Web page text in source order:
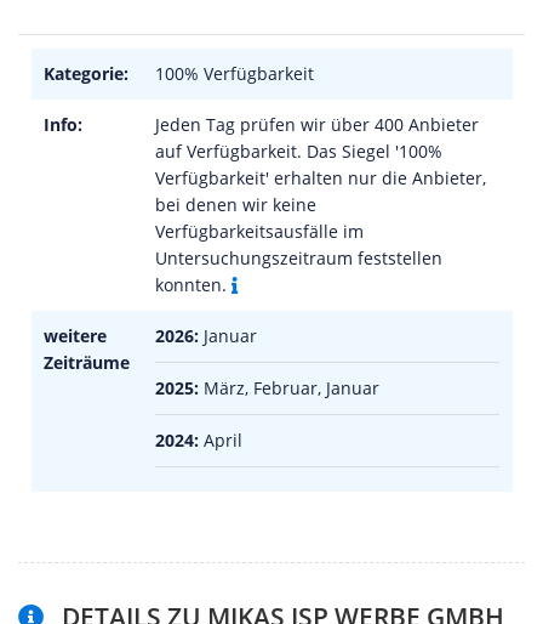
Kategorie: 100% Verfügbarkeit
Info:
Jeden Tag prüfen wir über 400 Anbieter
auf Verfügbarkeit. Das Siegel '100%
Verfügbarkeit' erhalten nur die Anbieter,
bei denen wir keine
Verfügbarkeitsausfälle im
Untersuchungszeitraum feststellen
konnten.
weitere
Zeiträume
2026: Januar
2025: März, Februar, Januar
2024: April
DETAILS ZU MIKAS ISP WERBE GMBH